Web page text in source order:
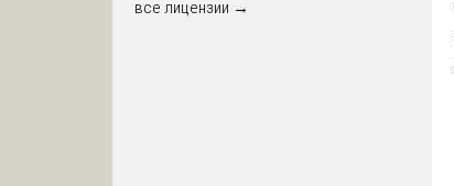
все лицензии →